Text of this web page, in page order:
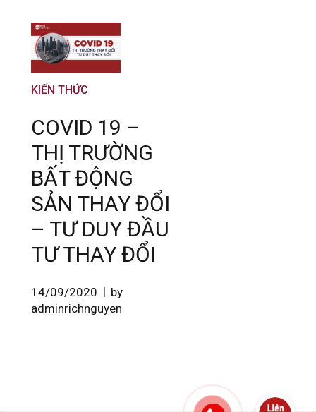
KIẾN THỨC
COVID 19 –
THỊ TRƯỜNG
BẤT ĐỘNG
SẢN THAY ĐỔI
– TƯ DUY ĐẦU
TƯ THAY ĐỔI
14/09/2020
by
adminrichnguyen